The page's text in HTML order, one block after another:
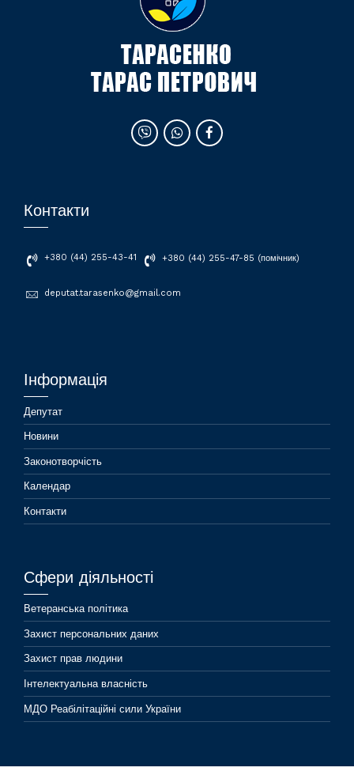
Контакти
+380 (44) 255-43-41 +380 (44) 255-47-85 (помічник)
deputat.tarasenko@gmail.com
Інформація
Депутат
Новини
Законотворчість
Календар
Контакти
Сфери діяльності
Ветеранська політика
Захист персональних даних
Захист прав людини
Інтелектуальна власність
МДО Реабілітаційні сили України